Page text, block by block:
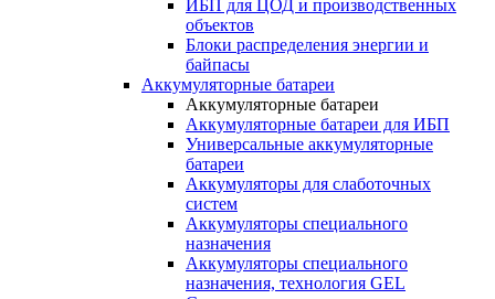
ИБП для ЦОД и производственных
объектов
Блоки распределения энергии и
байпасы
Аккумуляторные батареи
Аккумуляторные батареи
Аккумуляторные батареи для ИБП
Универсальные аккумуляторные
батареи
Аккумуляторы для слаботочных
систем
Аккумуляторы специального
назначения
Аккумуляторы специального
назначения, технология GEL